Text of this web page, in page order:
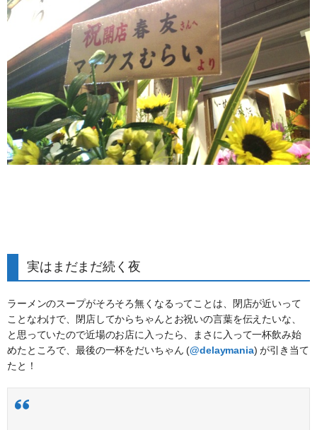
実はまだまだ続く夜
ラーメンのスープがそろそろ無くなるってことは、閉店が近いって
ことなわけで、閉店してからちゃんとお祝いの言葉を伝えたいな、
と思っていたので近場のお店に入ったら、まさに入って一杯飲み始
めたところで、最後の一杯をだいちゃん (@delaymania) が引き当て
たと！